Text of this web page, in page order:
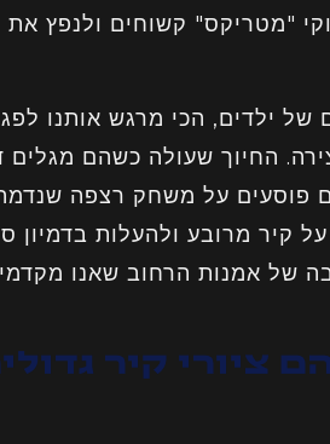
"מטריקס" קשוחים ולנפץ את
של ילדים, הכי מרגש אותנו
החיוך שעולה כשהם מגלים
פוסעים על משחק רצפה
קיר מרובע ולהעלות בדמיון
של אמנות הרחוב שאנו
ציורי קיר